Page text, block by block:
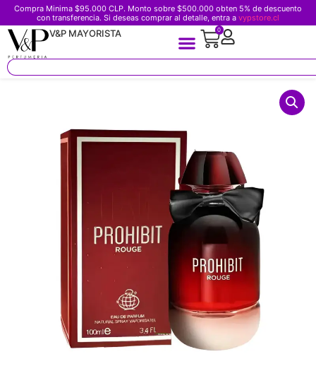
Compra Minima $95.000 CLP. Monto sobre $500.000 obten 5% de descuento
con transferencia. Si deseas comprar al detalle, entra a vypstore.cl
V&P MAYORISTA 0